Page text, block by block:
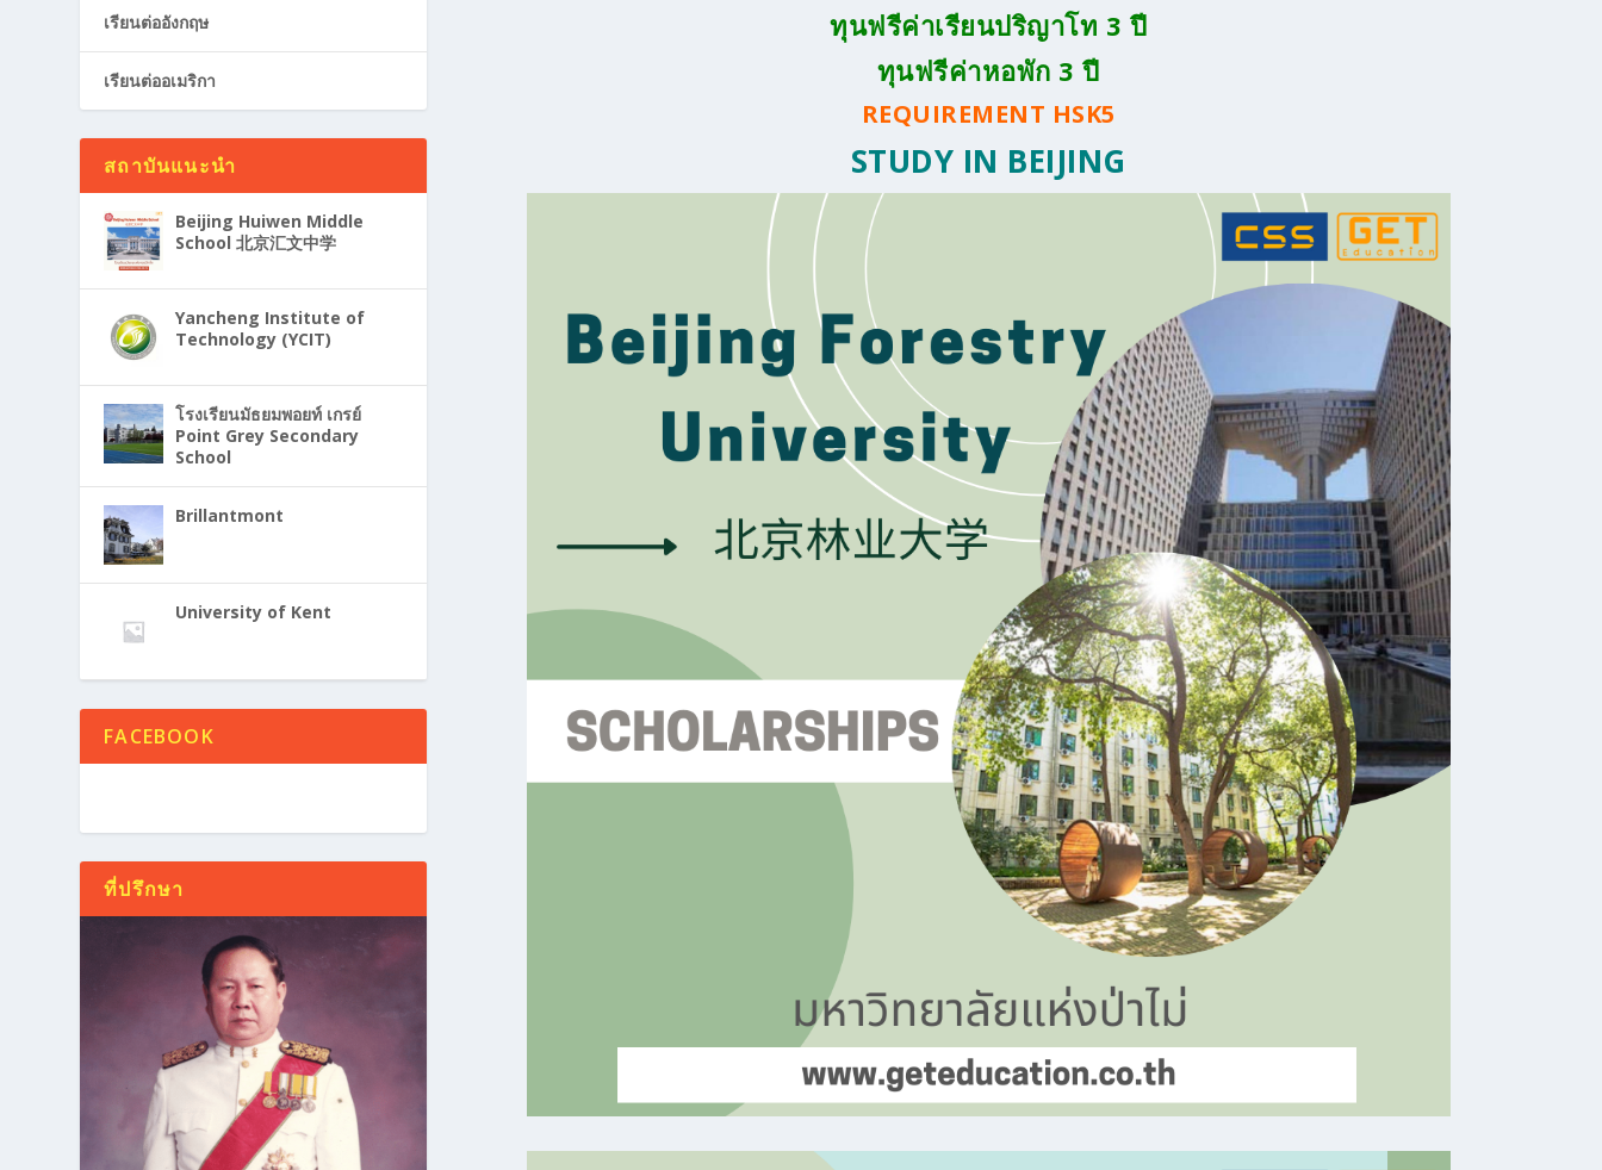
ทุนฟรีค่าเรียนปริญาโท 3 ปี
ทุนฟรีค่าหอพัก 3 ปี
REQUIREMENT HSK5
STUDY IN BEIJING
เรียนต่ออังกฤษ
เรียนต่ออเมริกา
สถาบันแนะนำ
Beijing Huiwen Middle
School 北京汇文中学
Yancheng Institute of
Technology (YCIT)
โรงเรียนมัธยมพอยท์ เกรย์
Point Grey Secondary
School
Brillantmont
University of Kent
FACEBOOK
ที่ปรึกษา